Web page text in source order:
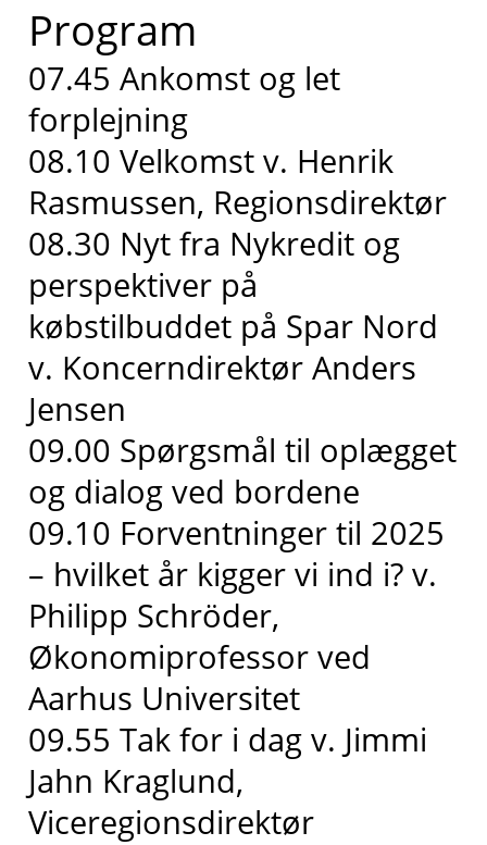
Program
07.45 Ankomst og let
forplejning
08.10 Velkomst v. Henrik
Rasmussen, Regionsdirektør
08.30 Nyt fra Nykredit og
perspektiver på
købstilbuddet på Spar Nord
v. Koncerndirektør Anders
Jensen
09.00 Spørgsmål til oplægget
og dialog ved bordene
09.10 Forventninger til 2025
– hvilket år kigger vi ind i? v.
Philipp Schröder,
Økonomiprofessor ved
Aarhus Universitet
09.55 Tak for i dag v. Jimmi
Jahn Kraglund,
Viceregionsdirektør